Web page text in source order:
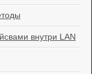
внутри LAN